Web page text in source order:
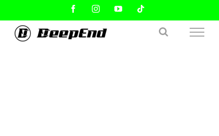
content
FacebookInstagramYouTube